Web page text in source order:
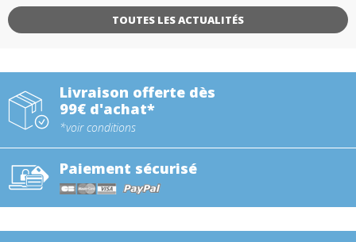
TOUTES LES ACTUALITÉS
Livraison offerte dès
99€ d'achat*
*voir conditions
Paiement sécurisé